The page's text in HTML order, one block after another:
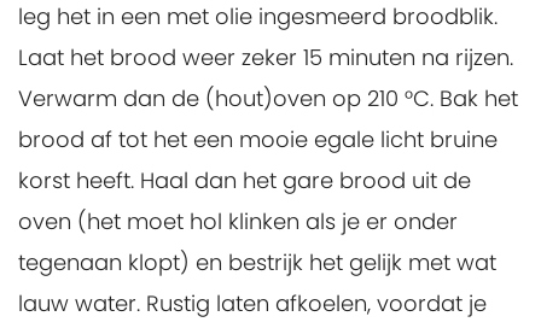
leg het in een met olie ingesmeerd broodblik.
Laat het brood weer zeker 15 minuten na rijzen.
Verwarm dan de (hout)oven op 210 °C. Bak het
brood af tot het een mooie egale licht bruine
korst heeft. Haal dan het gare brood uit de
oven (het moet hol klinken als je er onder
tegenaan klopt) en bestrijk het gelijk met wat
lauw water. Rustig laten afkoelen, voordat je